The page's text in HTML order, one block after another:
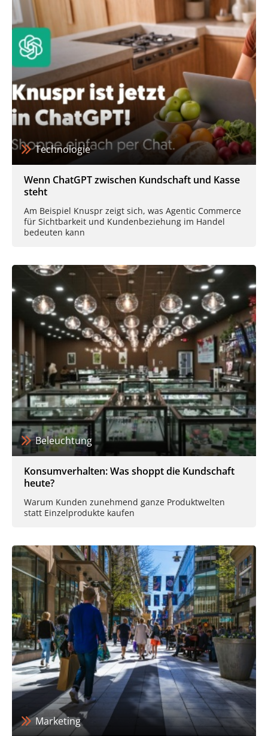
Technologie
Wenn ChatGPT zwischen Kundschaft und Kasse
steht
Am Beispiel Knuspr zeigt sich, was Agentic Commerce
für Sichtbarkeit und Kundenbeziehung im Handel
bedeuten kann
Beleuchtung
Konsumverhalten: Was shoppt die Kundschaft
heute?
Warum Kunden zunehmend ganze Produktwelten
statt Einzelprodukte kaufen
Marketing